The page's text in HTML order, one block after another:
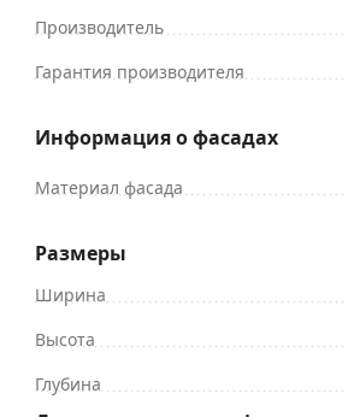
Производитель
Гарантия производителя
Информация о фасадах
Материал фасада
Размеры
Ширина
Высота
Глубина